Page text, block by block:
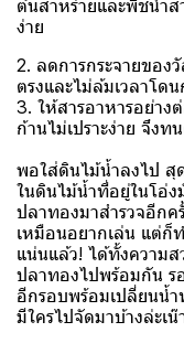
ต้นสาหร่ายและพืชน้ำส
ง่าย
2. ลดการกระจายของ
ตรงและไม่ล้มเวลาโด
3. ให้สารอาหารอย่าง
ก้านไม่เปราะง่าย จึง
พอใส่ดินไม้น้ำลงไป สุ
ในดินไม้น้ำที่อยู่ในโอ่ง
ปลาทองมาสำรวจอีกค
เหมือนอยากเล่น แต่ก็
แน่นแล้ว! ได้ทั้งความส
ปลาทองไปพร้อมกัน ร
อีกรอบพร้อมเปลี่ยนน้
มีใครไปจัดมาบ้างล่ะเน๊